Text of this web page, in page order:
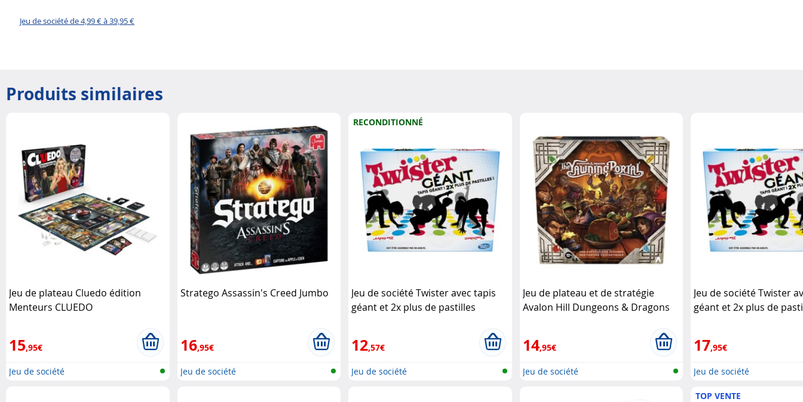
Jeu de société de 4,99 € à 39,95 €
Produits similaires
Jeu de plateau Cluedo édition
Menteurs CLUEDO
15,95€
Jeu de société
Stratego Assassin's Creed Jumbo
16,95€
Jeu de société
RECONDITIONNÉ
Jeu de société Twister avec tapis
géant et 2x plus de pastilles
12,57€
Jeu de société
Jeu de plateau et de stratégie
Avalon Hill Dungeons & Dragons
14,95€
Jeu de société
Jeu de société Twister
géant et 2x plus de
17,95€
Jeu de société
TOP VENTE